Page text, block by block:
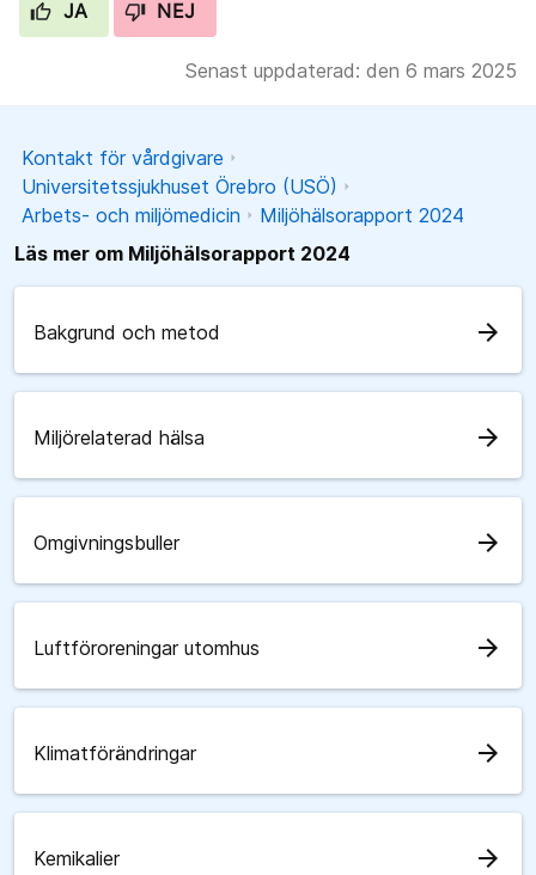
JA NEJ
Senast uppdaterad: den 6 mars 2025
Kontakt för vårdgivare
Universitetssjukhuset Örebro (USÖ)
Arbets- och miljömedicin
Miljöhälsorapport 2024
Läs mer om Miljöhälsorapport 2024
Bakgrund och metod arrow_forward
Miljörelaterad hälsa arrow_forward
Omgivningsbuller arrow_forward
Luftföroreningar utomhus arrow_forward
Klimatförändringar arrow_forward
Kemikalier arrow_forward